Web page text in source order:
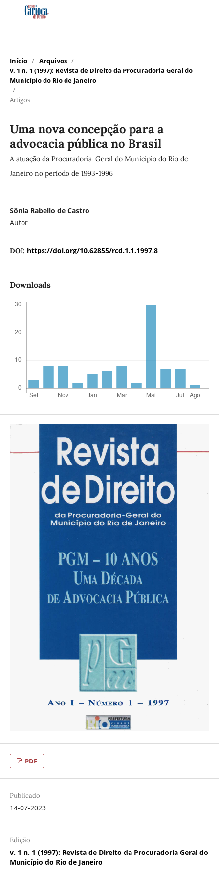
Início / Arquivos /
v. 1 n. 1 (1997): Revista de Direito da Procuradoria Geral do
Município do Rio de Janeiro
/
Artigos
Uma nova concepção para a
advocacia pública no Brasil
A atuação da Procuradoria-Geral do Município do Rio de
Janeiro no período de 1993-1996
Sônia Rabello de Castro
Autor
DOI: https://doi.org/10.62855/rcd.1.1.1997.8
Downloads
PDF
Publicado
14-07-2023
Edição
v. 1 n. 1 (1997): Revista de Direito da Procuradoria Geral do
Município do Rio de Janeiro